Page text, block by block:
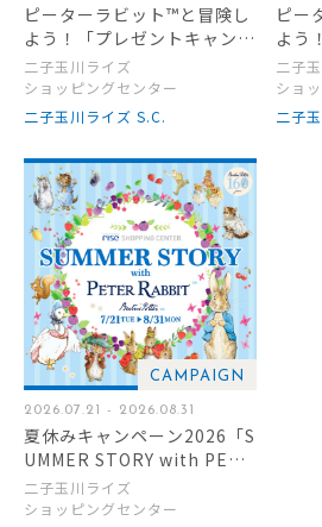
ピーターラビット™と冒険し
よう！「プレゼントキャンペ
ーン」開催
二子玉川ライズ
ショッピングセンター
二子玉川ライズ S.C.
ピー
よう
二子
ショ
二子
CAMPAIGN
2026.07.21 - 2026.08.31
夏休みキャンペーン2026「S
UMMER STORY with PETE
R RABBIT」
二子玉川ライズ
ショッピングセンター